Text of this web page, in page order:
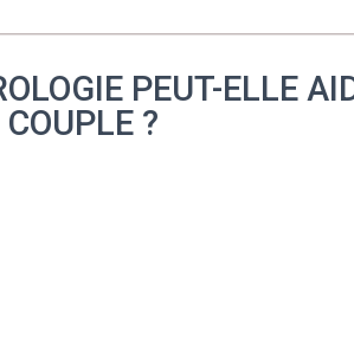
PEUT-ELLE
COUPLE ?